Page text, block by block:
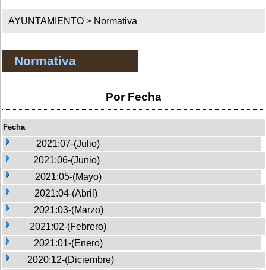
AYUNTAMIENTO > Normativa
Normativa
Por Fecha
Fecha
2021:07-(Julio)
2021:06-(Junio)
2021:05-(Mayo)
2021:04-(Abril)
2021:03-(Marzo)
2021:02-(Febrero)
2021:01-(Enero)
2020:12-(Diciembre)